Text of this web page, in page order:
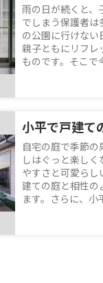
雨の日が続くと、
でしまう保護者
の公園に行けない
親子ともにリフレ
ものです。そこで
自宅の庭で季節
しはぐっと楽し
やすさと可愛ら
建ての庭と相性の
ます。さらに、小